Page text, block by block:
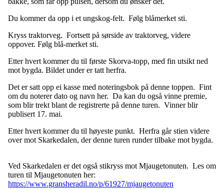
Du kommer da opp i et ungskog-felt. Følg blåmerket sti.
Kryss traktorveg. Fortsett på sørside av traktorveg, videre
oppover. Følg blå-merket sti.
Etter hvert kommer du til første Skorva-topp, med fin utsikt ned
mot bygda. Bildet under er tatt herfra.
Det er satt opp ei kasse med noteringsbok på denne toppen. Fint
om du noterer dato og navn her. Da kan du også vinne premie,
som blir trekt blant de registrerte på denne turen. Vinner blir
publisert 17. mai.
Etter hvert kommer du til høyeste punkt. Herfra går stien videre
over mot Skarkedalen, der denne turen runder tilbake mot bygda.
Ved Skarkedalen er det også stikryss mot Mjaugetonuten. Les om
turen til Mjaugetonuten her:
https://www.gransheradil.no/p/61927/mjaugetonuten